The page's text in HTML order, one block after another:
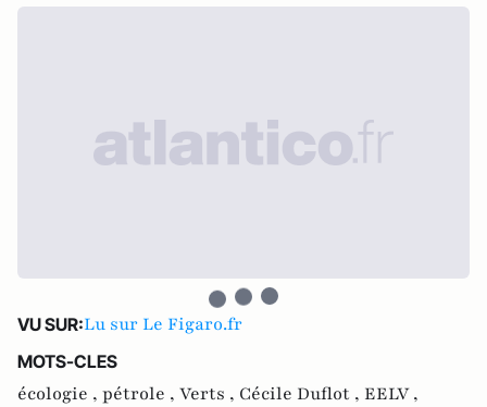
VU SUR:Lu sur Le Figaro.fr
MOTS-CLES
écologie , pétrole , Verts , Cécile Duflot , EELV ,